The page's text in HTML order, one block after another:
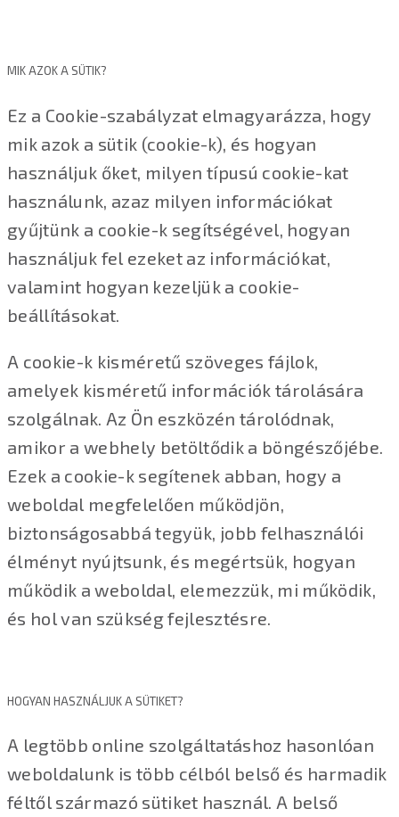
MIK AZOK A SÜTIK?
Ez a Cookie-szabályzat elmagyarázza, hogy
mik azok a sütik (cookie-k), és hogyan
használjuk őket, milyen típusú cookie-kat
használunk, azaz milyen információkat
gyűjtünk a cookie-k segítségével, hogyan
használjuk fel ezeket az információkat,
valamint hogyan kezeljük a cookie-
beállításokat.
A cookie-k kisméretű szöveges fájlok,
amelyek kisméretű információk tárolására
szolgálnak. Az Ön eszközén tárolódnak,
amikor a webhely betöltődik a böngészőjébe.
Ezek a cookie-k segítenek abban, hogy a
weboldal megfelelően működjön,
biztonságosabbá tegyük, jobb felhasználói
élményt nyújtsunk, és megértsük, hogyan
működik a weboldal, elemezzük, mi működik,
és hol van szükség fejlesztésre.
HOGYAN HASZNÁLJUK A SÜTIKET?
A legtöbb online szolgáltatáshoz hasonlóan
weboldalunk is több célból belső és harmadik
féltől származó sütiket használ. A belső